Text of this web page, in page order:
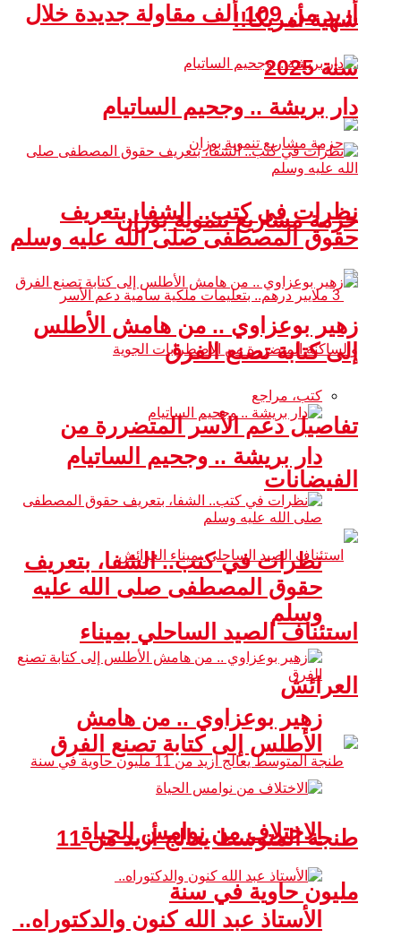
أزيد من 109 ألف مقاولة جديدة خلال
سنة 2025
حزمة مشاريع تنموية بوزان
تفاصيل دعم الأسر المتضررة من
الفيضانات
استئناف الصيد الساحلي بميناء
العرائش
طنجة المتوسط يعالج أزيد من 11
مليون حاوية في سنة
شهية أمريكا!!
دار بريشة .. وجحيم الساتيام
نظرات في كتب.. الشفا، بتعريف
حقوق المصطفى صلى الله عليه وسلم
زهير بوعزاوي .. من هامش الأطلس
إلى كتابة تصنع الفرق
كتب، مراجع
دار بريشة .. وجحيم الساتيام
نظرات في كتب.. الشفا، بتعريف
حقوق المصطفى صلى الله عليه
وسلم
زهير بوعزاوي .. من هامش
الأطلس إلى كتابة تصنع الفرق
الاختلاف من نوامس الحياة
الأستاذ عبد الله كنون والدكتوراه..